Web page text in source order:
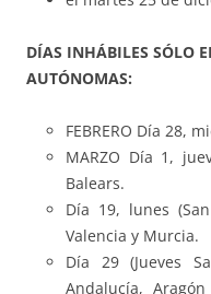
DÍAS INHÁBILES SÓLO
AUTÓNOMAS:
FEBRERO Día 28,
MARZO Día 1,
Balears.
Día 19, lunes
Valencia y Murcia.
Día 29 (Jueves
Andalucía,